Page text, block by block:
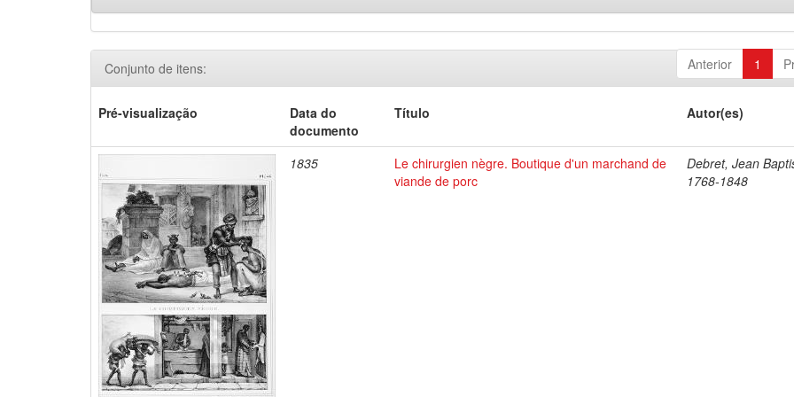
Anterior 1
Conjunto de itens:
Pré-visualização
Data do
documento
Título Autor(es)
1835
Le chirurgien nègre. Boutique d'un marchand de
viande de porc
Debret, Jean
1768-1848